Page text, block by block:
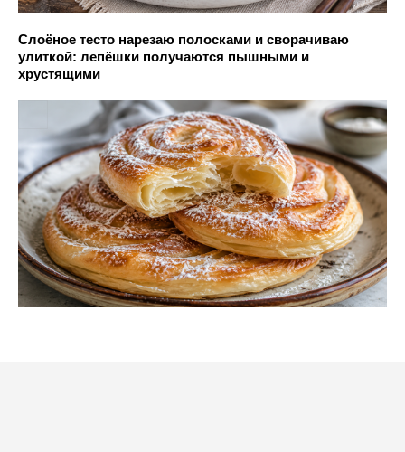
Слоёное тесто нарезаю полосками и сворачиваю
улиткой: лепёшки получаются пышными и
хрустящими